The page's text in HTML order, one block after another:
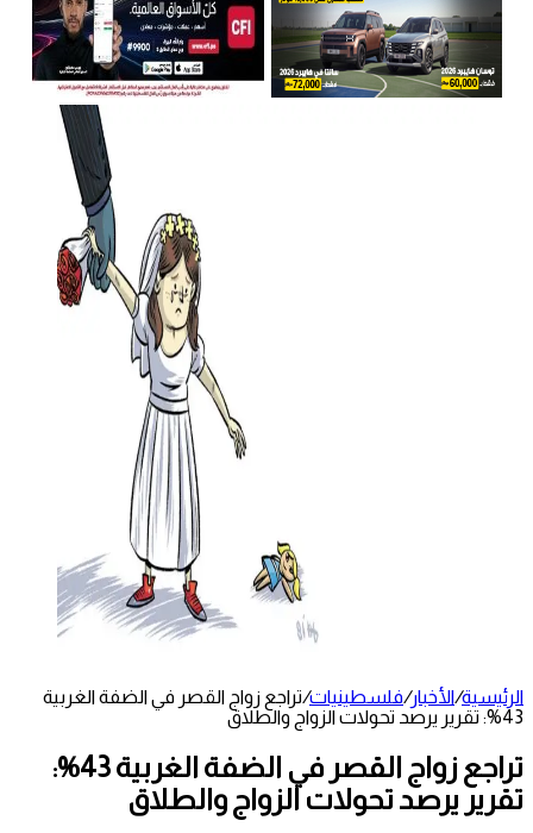
الرئيسية/الأخبار/فلسطينيات/تراجع زواج القصر في الضفة الغربية
43%: تقرير يرصد تحولات الزواج والطلاق
تراجع زواج القصر في الضفة الغربية 43%:
تقرير يرصد تحولات الزواج والطلاق